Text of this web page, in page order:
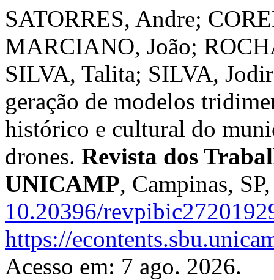
SATORRES, Andre;
MARCIANO, João;
SILVA, Talita; SILVA,
geração de modelos
histórico e cultural do
drones. Revista dos
UNICAMP, Campinas,
10.20396/
https://
Acesso em: 7 ago. 2026.